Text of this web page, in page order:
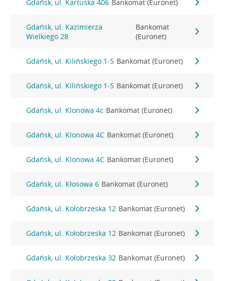
Gdańsk, ul. Kartuska 406 Bankomat (Euronet)
Gdańsk, ul. Kazimierza
Wielkiego 28
Bankomat
(Euronet)
Gdańsk, ul. Kilińskiego 1-5 Bankomat (Euronet)
Gdańsk, ul. Kilińskiego 1-5 Bankomat (Euronet)
Gdańsk, ul. Klonowa 4c Bankomat (Euronet)
Gdańsk, ul. Klonowa 4C Bankomat (Euronet)
Gdańsk, ul. Klonowa 4C Bankomat (Euronet)
Gdańsk, ul. Kłosowa 6 Bankomat (Euronet)
Gdańsk, ul. Kołobrzeska 12 Bankomat (Euronet)
Gdańsk, ul. Kołobrzeska 12 Bankomat (Euronet)
Gdańsk, ul. Kołobrzeska 32 Bankomat (Euronet)